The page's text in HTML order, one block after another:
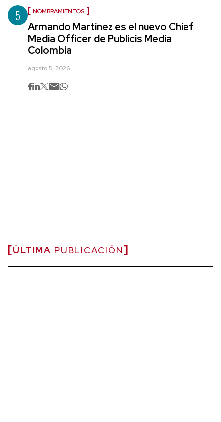
5 NOMBRAMIENTOS
Armando Martínez es el nuevo Chief
Media Officer de Publicis Media
Colombia
agosto 5, 2026
ÚLTIMA PUBLICACIÓN